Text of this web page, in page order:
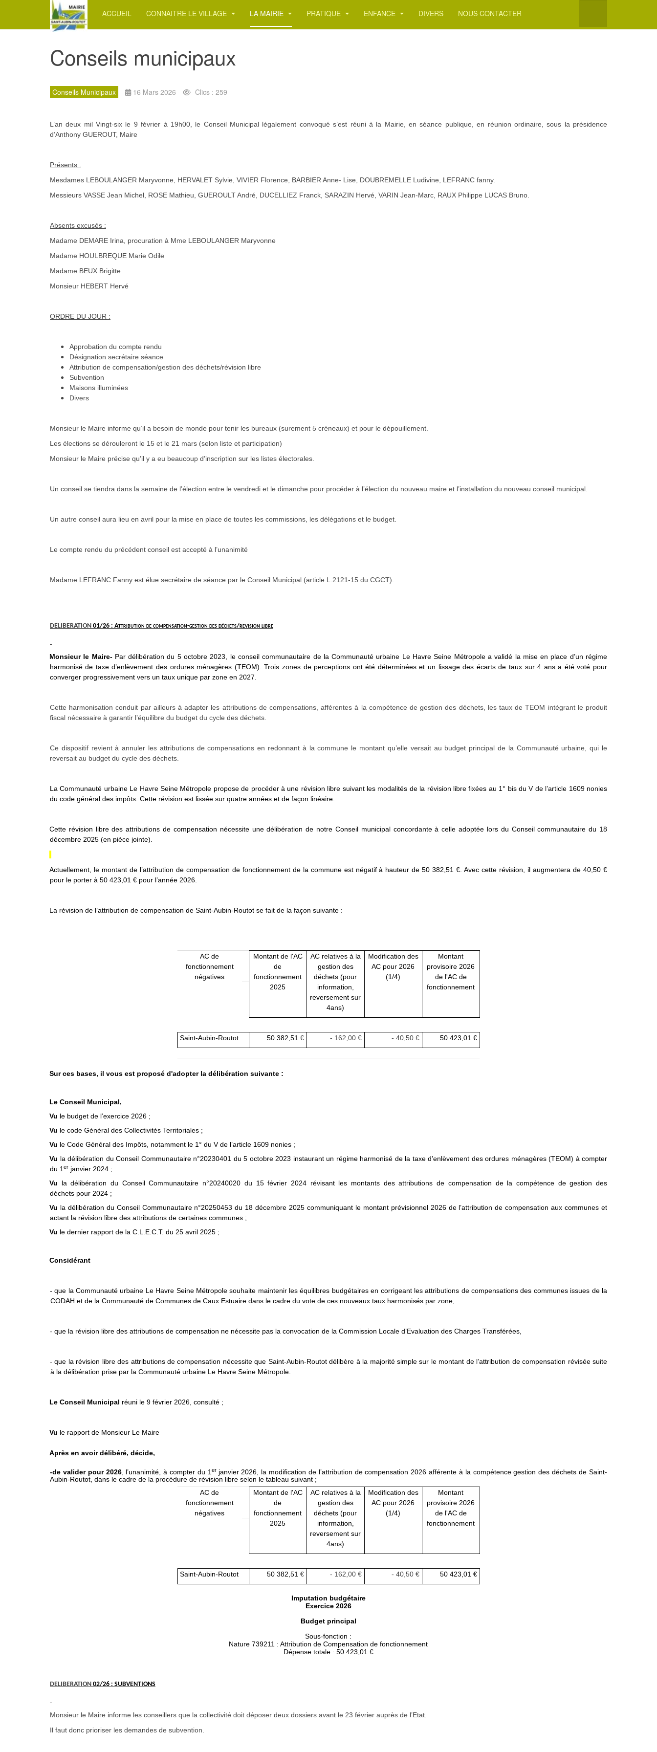
ACCUEIL CONNAITRE LE VILLAGE LA MAIRIE PRATIQUE ENFANCE DIVERS NOUS CONTACTER
Conseils municipaux
Conseils Municipaux 16 Mars 2026 Clics : 259
L’an deux mil Vingt-six le 9 février à 19h00, le Conseil Municipal légalement convoqué s’est réuni à la Mairie, en séance publique, en réunion ordinaire, sous la présidence
d’Anthony GUEROUT, Maire
Présents :
Mesdames LEBOULANGER Maryvonne, HERVALET Sylvie, VIVIER Florence, BARBIER Anne- Lise, DOUBREMELLE Ludivine, LEFRANC fanny.
Messieurs VASSE Jean Michel, ROSE Mathieu, GUEROULT André, DUCELLIEZ Franck, SARAZIN Hervé, VARIN Jean-Marc, RAUX Philippe LUCAS Bruno.
Absents excusés :
Madame DEMARE Irina, procuration à Mme LEBOULANGER Maryvonne
Madame HOULBREQUE Marie Odile
Madame BEUX Brigitte
Monsieur HEBERT Hervé
ORDRE DU JOUR :
Approbation du compte rendu
Désignation secrétaire séance
Attribution de compensation/gestion des déchets/révision libre
Subvention
Maisons illuminées
Divers
Monsieur le Maire informe qu’il a besoin de monde pour tenir les bureaux (surement 5 créneaux) et pour le dépouillement.
Les élections se dérouleront le 15 et le 21 mars (selon liste et participation)
Monsieur le Maire précise qu’il y a eu beaucoup d’inscription sur les listes électorales.
Un conseil se tiendra dans la semaine de l’élection entre le vendredi et le dimanche pour procéder à l’élection du nouveau maire et l’installation du nouveau conseil municipal.
Un autre conseil aura lieu en avril pour la mise en place de toutes les commissions, les délégations et le budget.
Le compte rendu du précédent conseil est accepté à l’unanimité
Madame LEFRANC Fanny est élue secrétaire de séance par le Conseil Municipal (article L.2121-15 du CGCT).
DELIBERATION 01/26 : Attribution de compensation-gestion des déchets/revision libre
Monsieur le Maire- Par délibération du 5 octobre 2023, le conseil communautaire de la Communauté urbaine Le Havre Seine Métropole a validé la mise en place d’un régime
harmonisé de taxe d’enlèvement des ordures ménagères (TEOM). Trois zones de perceptions ont été déterminées et un lissage des écarts de taux sur 4 ans a été voté pour
converger progressivement vers un taux unique par zone en 2027.
Cette harmonisation conduit par ailleurs à adapter les attributions de compensations, afférentes à la compétence de gestion des déchets, les taux de TEOM intégrant le produit
fiscal nécessaire à garantir l’équilibre du budget du cycle des déchets.
Ce dispositif revient à annuler les attributions de compensations en redonnant à la commune le montant qu’elle versait au budget principal de la Communauté urbaine, qui le
reversait au budget du cycle des déchets.
La Communauté urbaine Le Havre Seine Métropole propose de procéder à une révision libre suivant les modalités de la révision libre fixées au 1° bis du V de l’article 1609 nonies
du code général des impôts. Cette révision est lissée sur quatre années et de façon linéaire.
Cette révision libre des attributions de compensation nécessite une délibération de notre Conseil municipal concordante à celle adoptée lors du Conseil communautaire du 18
décembre 2025 (en pièce jointe).
Actuellement, le montant de l’attribution de compensation de fonctionnement de la commune est négatif à hauteur de 50 382,51 €. Avec cette révision, il augmentera de 40,50 €
pour le porter à 50 423,01 € pour l’année 2026.
La révision de l’attribution de compensation de Saint-Aubin-Routot se fait de la façon suivante :
AC de
fonctionnement
négatives
Montant de l'AC
de
fonctionnement
2025
AC relatives à la
gestion des
déchets (pour
information,
reversement sur
4ans)
Modification des
AC pour 2026
(1/4)
Montant
provisoire 2026
de l'AC de
fonctionnement
Saint-Aubin-Routot 50 382,51 € - 162,00 € - 40,50 € 50 423,01 €
Sur ces bases, il vous est proposé d'adopter la délibération suivante :
Le Conseil Municipal,
Vu le budget de l’exercice 2026 ;
Vu le code Général des Collectivités Territoriales ;
Vu le Code Général des Impôts, notamment le 1° du V de l’article 1609 nonies ;
Vu la délibération du Conseil Communautaire n°20230401 du 5 octobre 2023 instaurant un régime harmonisé de la taxe d’enlèvement des ordures ménagères (TEOM) à compter
du 1 erjanvier 2024 ;
Vu la délibération du Conseil Communautaire n°20240020 du 15 février 2024 révisant les montants des attributions de compensation de la compétence de gestion des
déchets pour 2024 ;
Vu la délibération du Conseil Communautaire n°20250453 du 18 décembre 2025 communiquant le montant prévisionnel 2026 de l’attribution de compensation aux communes et
actant la révision libre des attributions de certaines communes ;
Vu le dernier rapport de la C.L.E.C.T. du 25 avril 2025 ;
Considérant
- que la Communauté urbaine Le Havre Seine Métropole souhaite maintenir les équilibres budgétaires en corrigeant les attributions de compensations des communes issues de la
CODAH et de la Communauté de Communes de Caux Estuaire dans le cadre du vote de ces nouveaux taux harmonisés par zone,
- que la révision libre des attributions de compensation ne nécessite pas la convocation de la Commission Locale d’Evaluation des Charges Transférées,
- que la révision libre des attributions de compensation nécessite que Saint-Aubin-Routot délibère à la majorité simple sur le montant de l’attribution de compensation révisée suite
à la délibération prise par la Communauté urbaine Le Havre Seine Métropole.
Le Conseil Municipal réuni le 9 février 2026, consulté ;
Vu le rapport de Monsieur Le Maire
Après en avoir délibéré, décide,
-de valider pour 2026, l’unanimité, à compter du 1 er janvier 2026, la modification de l’attribution de compensation 2026 afférente à la compétence gestion des déchets de Saint-
Aubin-Routot, dans le cadre de la procédure de révision libre selon le tableau suivant ;
AC de
fonctionnement
négatives
Montant de l'AC
de
fonctionnement
2025
AC relatives à la
gestion des
déchets (pour
information,
reversement sur
4ans)
Modification des
AC pour 2026
(1/4)
Montant
provisoire 2026
de l'AC de
fonctionnement
Saint-Aubin-Routot 50 382,51 € - 162,00 € - 40,50 € 50 423,01 €
Imputation budgétaire
Exercice 2026
Budget principal
Sous-fonction :
Nature 739211 : Attribution de Compensation de fonctionnement
Dépense totale : 50 423,01 €
DELIBERATION 02/26 : SUBVENTIONS
Monsieur le Maire informe les conseillers que la collectivité doit déposer deux dossiers avant le 23 février auprès de l’Etat.
Il faut donc prioriser les demandes de subvention.